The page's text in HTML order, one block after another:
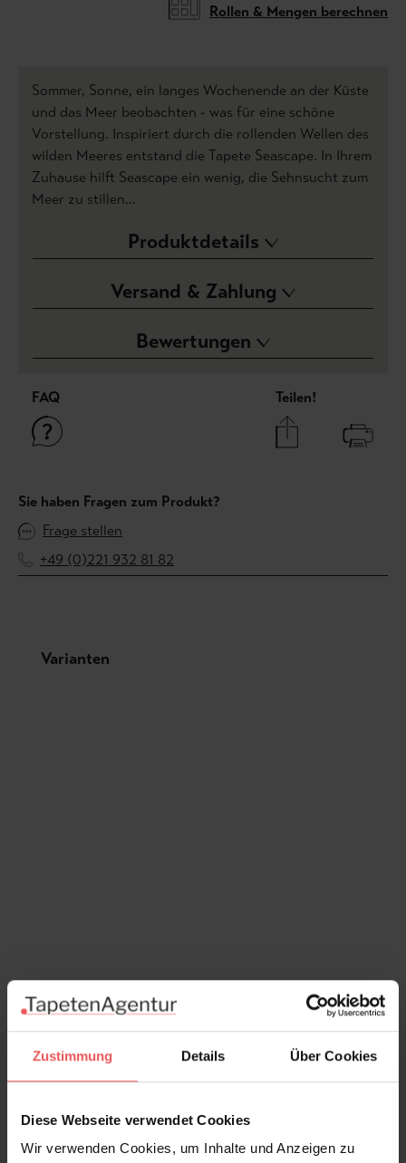
Zustimmung Details Über Cookies
Diese Webseite verwendet Cookies
Wir verwenden Cookies, um Inhalte und Anzeigen zu
Rollen & Mengen berechnen
Sommer, Sonne, ein langes Wochenende an der Küste
und das Meer beobachten - was für eine schöne
Vorstellung. Inspiriert durch die rollenden Wellen des
wilden Meeres entstand die Tapete Seascape. In Ihrem
Zuhause hilft Seascape ein wenig, die Sehnsucht zum
Meer zu stillen…
Produktdetails
Versand & Zahlung
Bewertungen
FAQ Teilen!
Sie haben Fragen zum Produkt?
Frage stellen
+49 (0)221 932 81 82
Produktgalerie überspringen
Varianten
145,00 €